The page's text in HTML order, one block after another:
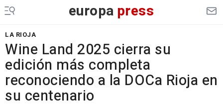
europa press
LA RIOJA
Wine Land 2025 cierra su
edición más completa
reconociendo a la DOCa Rioja en
su centenario